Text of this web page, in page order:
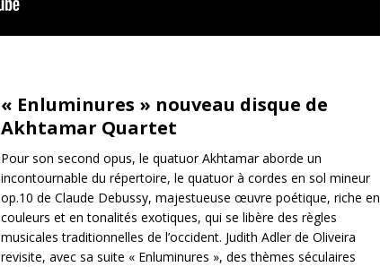
« Enluminures » nouveau disque de
Akhtamar Quartet
Pour son second opus, le quatuor Akhtamar aborde un
incontournable du répertoire, le quatuor à cordes en sol mineur
op.10 de Claude Debussy, majestueuse œuvre poétique, riche en
couleurs et en tonalités exotiques, qui se libère des règles
musicales traditionnelles de l’occident. Judith Adler de Oliveira
revisite, avec sa suite « Enluminures », des thèmes séculaires